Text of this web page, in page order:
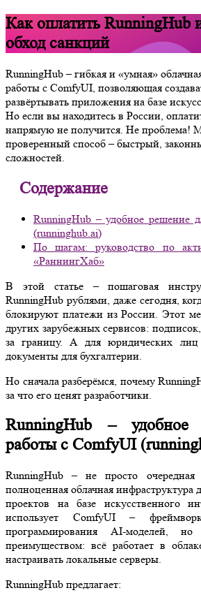
Как оплатить RunningHub
обход санкций
RunningHub – гибкая и «умная»
работы с ComfyUI, позволяющая
развёртывать приложения на базе
Но если вы находитесь в России,
напрямую не получится. Не проблема!
проверенный способ – быстрый,
сложностей.
Содержание
RunningHub – удобное решение
(runninghub.ai)
По шагам: руководство по
«РаннингХаб»
В этой статье – пошаговая
RunningHub рублями, даже сегодня,
блокируют платежи из России. Этот
других зарубежных сервисов:
за границу. А для юридических
документы для бухгалтерии.
Но сначала разберёмся, почему
за что его ценят разработчики.
RunningHub –
работы с ComfyUI
RunningHub – не просто очередная
полноценная облачная инфраструктура
проектов на базе искусственного
использует ComfyUI –
программирования AI-моделей,
преимуществом: всё работает в
настраивать локальные серверы.
RunningHub предлагает: